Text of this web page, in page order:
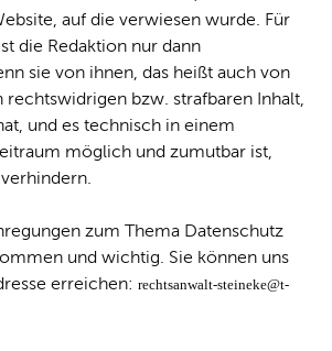
auf die verwiesen wurde. Für
die Redaktion nur dann
sie von ihnen, das heißt auch von
bzw. strafbaren Inhalt,
und es technisch in einem
möglich und zumutbar ist,
zum Thema Datenschutz
und wichtig. Sie können uns
erreichen: rechtsanwalt-steineke@t-